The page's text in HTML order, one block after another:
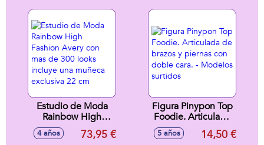
accesorios 15 cm
Estudio de Moda
Rainbow High
Fashion Avery con
mas de 300 looks
4 años 73,95 €
Figura Pinypon Top
Foodie. Articulada
de brazos y piernas
con doble cara. -
5 años 14,50 €